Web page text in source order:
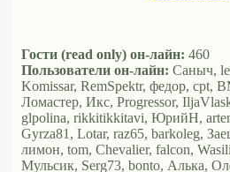
Гости (read only) он-лайн: 460
Пользователи он-лайн: Саныч,
Komissar, RemSpektr, федор, cpt,
Ломастер, Икс, Progressor,
glpolina, rikkitikkitavi, ЮрийН,
Gyrza81, Lotar, raz65, barkoleg,
лимон, tom, Chevalier, falcon,
Мульсик, Serg73, bonto, Алька,